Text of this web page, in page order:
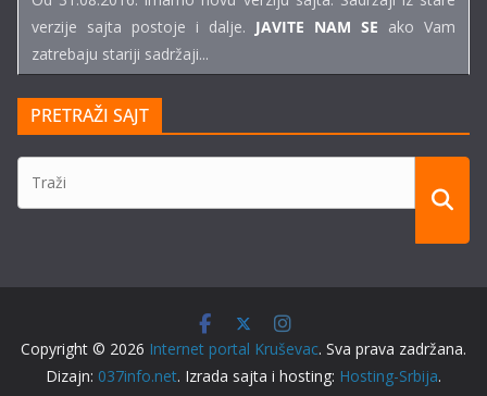
verzije sajta postoje i dalje. JAVITE NAM SE ako Vam
zatrebaju stariji sadržaji...
PRETRAŽI SAJT
Copyright © 2026 Internet portal Kruševac. Sva prava zadržana.
Dizajn: 037info.net. Izrada sajta i hosting: Hosting-Srbija.